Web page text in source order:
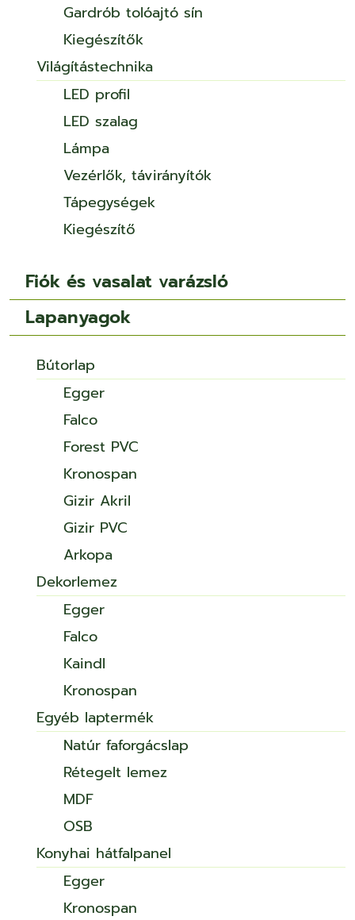
Gardrób tolóajtó sín
Kiegészítők
Világítástechnika
LED profil
LED szalag
Lámpa
Vezérlők, távirányítók
Tápegységek
Kiegészítő
Fiók és vasalat varázsló
Lapanyagok
Bútorlap
Egger
Falco
Forest PVC
Kronospan
Gizir Akril
Gizir PVC
Arkopa
Dekorlemez
Egger
Falco
Kaindl
Kronospan
Egyéb laptermék
Natúr faforgácslap
Rétegelt lemez
MDF
OSB
Konyhai hátfalpanel
Egger
Kronospan